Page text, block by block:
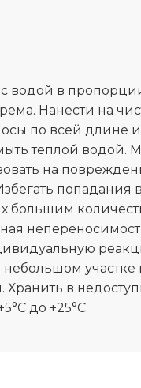
в пропорции
Нанести на
по всей длине и
теплой водой.
на
попадания в
большим
участке
Хранить в
до +25°C.